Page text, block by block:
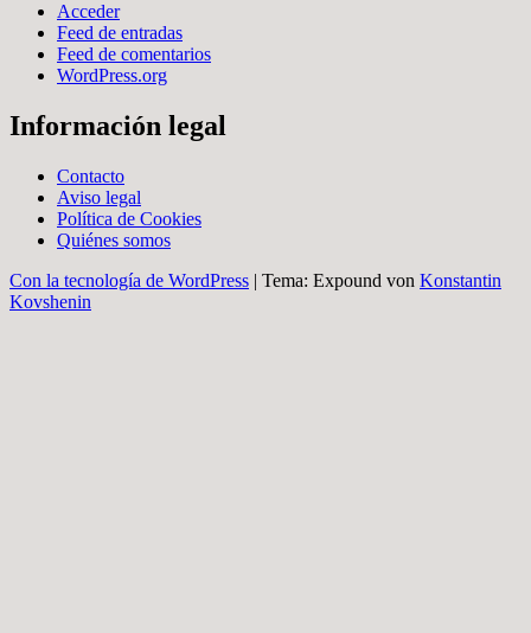
Acceder
Feed de entradas
Feed de comentarios
WordPress.org
Información legal
Contacto
Aviso legal
Política de Cookies
Quiénes somos
Con la tecnología de WordPress | Tema: Expound von Konstantin
Kovshenin